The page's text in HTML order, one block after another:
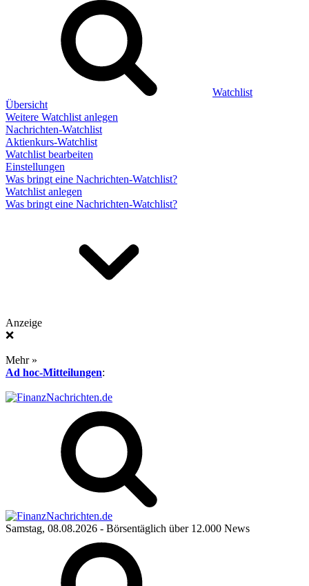
Watchlist
Übersicht
Weitere Watchlist anlegen
Nachrichten-Watchlist
Aktienkurs-Watchlist
Watchlist bearbeiten
Einstellungen
Was bringt eine Nachrichten-Watchlist?
Watchlist anlegen
Was bringt eine Nachrichten-Watchlist?
Anzeige
❌
Mehr »
Ad hoc-Mitteilungen:
Samstag, 08.08.2026 - Börsentäglich über 12.000 News